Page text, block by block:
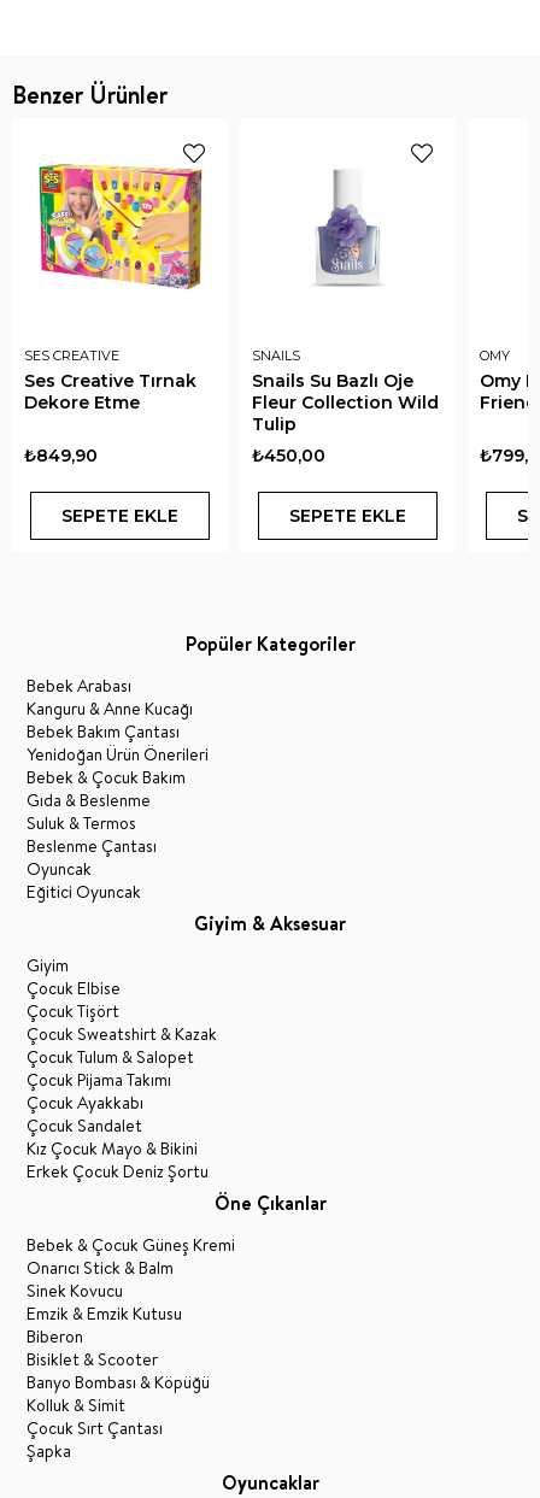
Benzer Ürünler
SES CREATIVE
Ses Creative Tırnak
Dekore Etme
₺849,90
SEPETE EKLE
SNAILS
Snails Su Bazlı Oje
Fleur Collection Wild
Tulip
₺450,00
SEPETE EKLE
OMY
Omy
Popüler Kategoriler
Bebek Arabası
Kanguru & Anne Kucağı
Bebek Bakım Çantası
Yenidoğan Ürün Önerileri
Bebek & Çocuk Bakım
Gıda & Beslenme
Suluk & Termos
Beslenme Çantası
Oyuncak
Eğitici Oyuncak
Giyim & Aksesuar
Giyim
Çocuk Elbise
Çocuk Tişört
Çocuk Sweatshirt & Kazak
Çocuk Tulum & Salopet
Çocuk Pijama Takımı
Çocuk Ayakkabı
Çocuk Sandalet
Kız Çocuk Mayo & Bikini
Erkek Çocuk Deniz Şortu
Öne Çıkanlar
Bebek & Çocuk Güneş Kremi
Onarıcı Stick & Balm
Sinek Kovucu
Emzik & Emzik Kutusu
Biberon
Bisiklet & Scooter
Banyo Bombası & Köpüğü
Kolluk & Simit
Çocuk Sırt Çantası
Şapka
Oyuncaklar